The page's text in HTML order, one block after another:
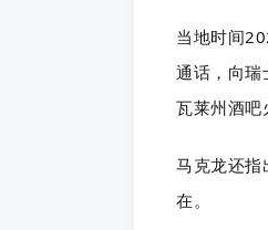
当地时间
通话，向瑞
瓦莱州酒吧
马克龙还指
在。